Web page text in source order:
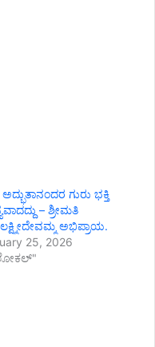
ಅದ್ಭುತಾನಂದರ ಗುರು ಭಕ್ತಿ
– ಶ್ರೀಮತಿ
ಅಭಿಪ್ರಾಯ.
25, 2026